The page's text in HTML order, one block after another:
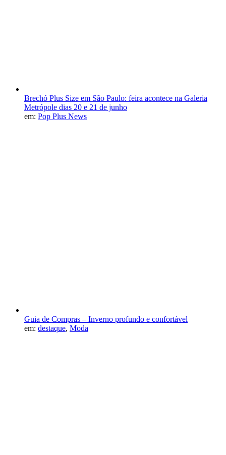
Brechó Plus Size em São Paulo: feira acontece na Galeria
Metrópole dias 20 e 21 de junho
em: Pop Plus News
Guia de Compras – Inverno profundo e confortável
em: destaque, Moda